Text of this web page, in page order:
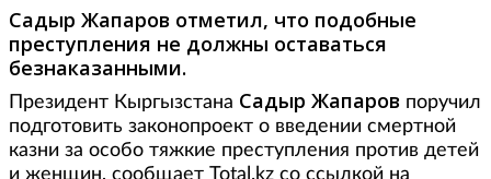
Садыр Жапаров отметил, что подобные
преступления не должны оставаться
безнаказанными.
Президент Кыргызстана Садыр Жапаров поручил
подготовить законопроект о введении смертной
казни за особо тяжкие преступления против детей
и женщин, сообщает Total.kz со ссылкой на